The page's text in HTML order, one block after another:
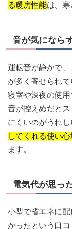
る暖房性能は、寒
音が気になら
運転音が静かで
が多く寄せられて
寝室や深夜の使用
音が控えめだと
にくいのがうれし
してくれる使い心
ます。
電気代が思っ
小型で省エネに
かったという口